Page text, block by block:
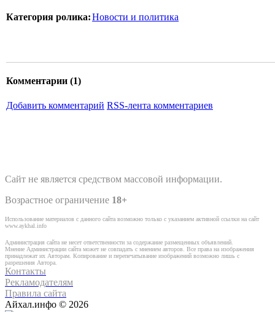
Категория ролика:Новости и политика
Комментарии (1)
Добавить комментарий RSS-лента комментариев
Сайт не является средством массовой информации.
Возрастное ограничение 18+
Использование материалов с данного сайта возможно только с указанием активной ссылки на сайт
www.aykhal.info
Администрация сайта не несет ответственности за содержание размещенных объявлений.
Мнение Администрации сайта может не совпадать с мнением авторов. Все права на изображения
принадлежат их Авторам. Копирование и перепечатывание изображений возможно лишь с
разрешения Автора.
Контакты
Рекламодателям
Правила сайта
Айхал.инфо © 2026